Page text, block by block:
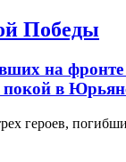
Победы
на
в
героев,